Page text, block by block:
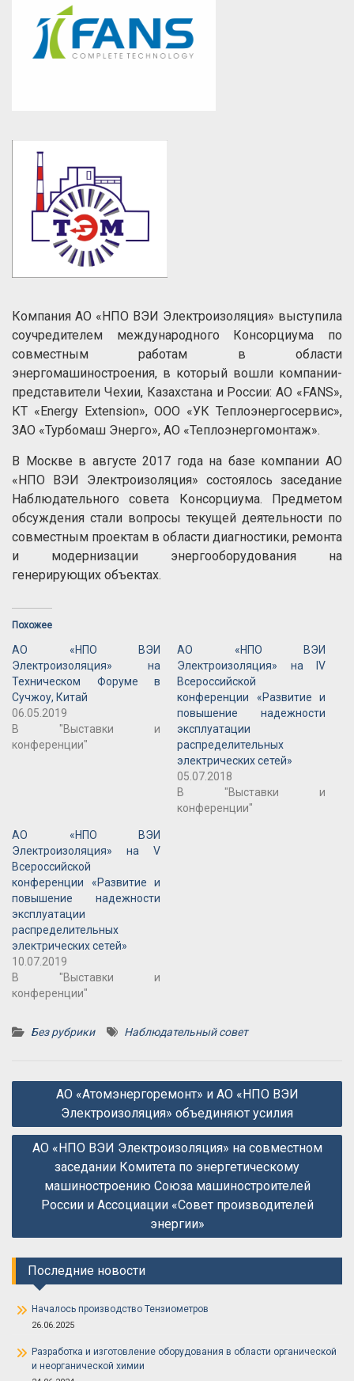
Компания АО «НПО ВЭИ Электроизоляция» выступила
соучредителем международного Консорциума по
совместным работам в области
энергомашиностроения, в который вошли компании-
представители Чехии, Казахстана и России: АО «FANS»,
КТ «Energy Extension», OOO «УК Теплоэнергосервис»,
ЗАО «Турбомаш Энерго», АО «Теплоэнергомонтаж».
В Москве в августе 2017 года на базе компании АО
«НПО ВЭИ Электроизоляция» состоялось заседание
Наблюдательного совета Консорциума. Предметом
обсуждения стали вопросы текущей деятельности по
совместным проектам в области диагностики, ремонта
и модернизации энергооборудования на
генерирующих объектах.
Похожее
АО «НПО ВЭИ
Электроизоляция» на
Техническом Форуме в
Сучжоу, Китай
06.05.2019
В "Выставки и
конференции"
АО «НПО ВЭИ
Электроизоляция» на IV
Всероссийской
конференции «Развитие и
повышение надежности
эксплуатации
распределительных
электрических сетей»
05.07.2018
В "Выставки и
конференции"
АО «НПО ВЭИ
Электроизоляция» на V
Всероссийской
конференции «Развитие и
повышение надежности
эксплуатации
распределительных
электрических сетей»
10.07.2019
В "Выставки и
конференции"
Без рубрики Наблюдательный совет
Навигация
записям
АО «Атомэнергоремонт» и АО «НПО ВЭИ
Электроизоляция» объединяют усилия
АО «НПО ВЭИ Электроизоляция» на совместном
заседании Комитета по энергетическому
машиностроению Союза машиностроителей
России и Ассоциации «Совет производителей
энергии»
Последние новости
Началось производство Тензиометров
26.06.2025
Разработка и изготовление оборудования в области органической
и неорганической химии